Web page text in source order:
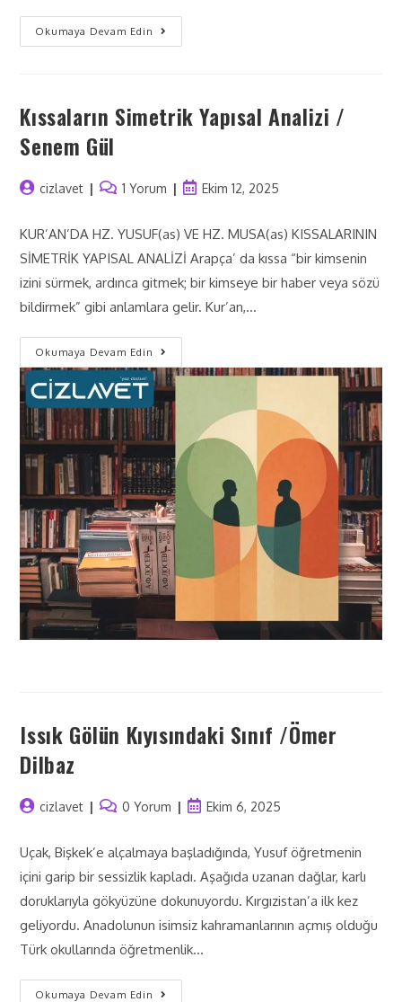
Okumaya Devam Edin
Kıssaların Simetrik Yapısal Analizi /
Senem Gül
cizlavet 1 Yorum Ekim 12, 2025
KUR’AN’DA HZ. YUSUF(as) VE HZ. MUSA(as) KISSALARININ
SİMETRİK YAPISAL ANALİZİ Arapça’ da kıssa “bir kimsenin
izini sürmek, ardınca gitmek; bir kimseye bir haber veya sözü
bildirmek” gibi anlamlara gelir. Kur’an,…
Okumaya Devam Edin
Issık Gölün Kıyısındaki Sınıf /Ömer
Dilbaz
cizlavet 0 Yorum Ekim 6, 2025
Uçak, Bişkek’e alçalmaya başladığında, Yusuf öğretmenin
içini garip bir sessizlik kapladı. Aşağıda uzanan dağlar, karlı
doruklarıyla gökyüzüne dokunuyordu. Kırgızistan’a ilk kez
geliyordu. Anadolunun isimsiz kahramanlarının açmış olduğu
Türk okullarında öğretmenlik…
Okumaya Devam Edin